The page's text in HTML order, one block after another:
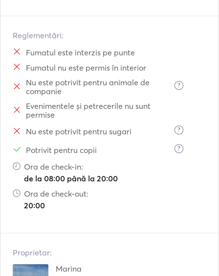
Reglementări:
Fumatul este interzis pe punte
Fumatul nu este permis în interior
Nu este potrivit pentru animale de
companie
?
Evenimentele și petrecerile nu sunt
permise
Nu este potrivit pentru sugari
?
Potrivit pentru copii ?
Ora de check-in:
de la 08:00 până la 20:00
Ora de check-out:
20:00
Proprietar:
Marina